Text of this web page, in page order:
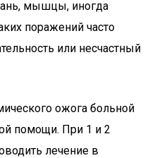
мышцы, иногда
поражений часто
или несчастный
ожога больной
помощи. При 1 и 2
лечение в